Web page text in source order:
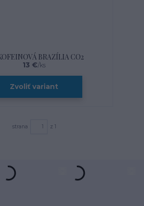
BRAZÍLIA CO2
13 €/ks
Zvoliť variant
strana z 1